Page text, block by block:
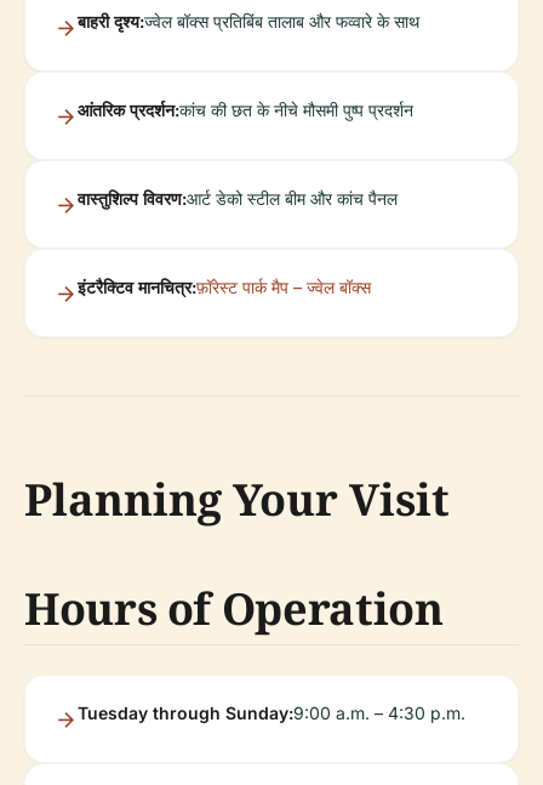
बाहरी दृश्य:ज्वेल बॉक्स प्रतिबिंब तालाब और फव्वारे के साथ
आंतरिक प्रदर्शन:कांच की छत के नीचे मौसमी पुष्प प्रदर्शन
वास्तुशिल्प विवरण:आर्ट डेको स्टील बीम और कांच पैनल
इंटरैक्टिव मानचित्र:फ़ॉरेस्ट पार्क मैप – ज्वेल बॉक्स
Planning Your Visit
Hours of Operation
Tuesday through Sunday:9:00 a.m. – 4:30 p.m.